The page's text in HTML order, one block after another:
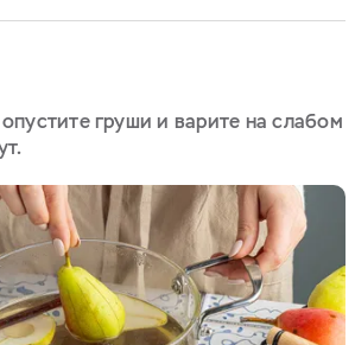
груши и варите на слабом